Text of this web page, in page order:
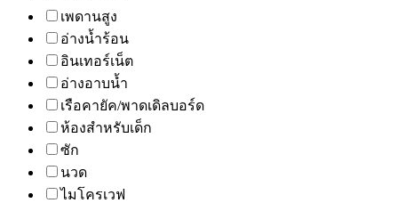
เพดานสูง
อ่างน้ำร้อน
อินเทอร์เน็ต
อ่างอาบน้ำ
เรือคายัค/พาดเดิลบอร์ด
ห้องสำหรับเด็ก
ซัก
นวด
ไมโครเวฟ